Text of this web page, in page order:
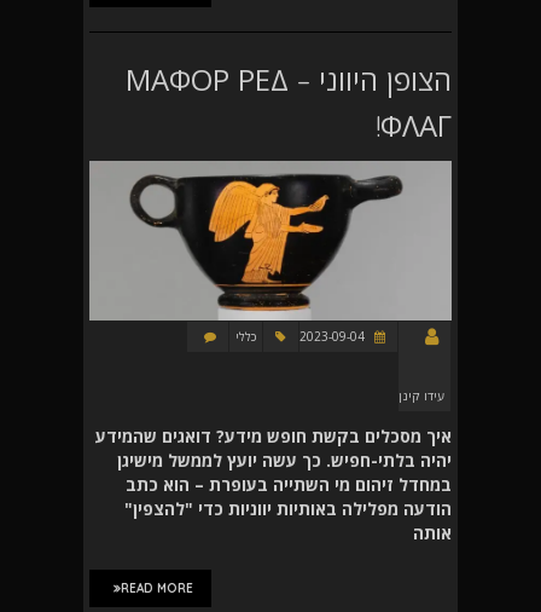
הצופן היווני – ΜΑΦΟΡ ΡΕΔ
ΦΛΑΓ!
עידו קינן
כללי
איך מסכלים בקשת חופש מידע? דואגים שהמידע
יהיה בלתי-חפיש. כך עשה יועץ לממשל מישיגן
במחדל זיהום מי השתייה בעופרת – הוא כתב
הודעה מפלילה באותיות יווניות כדי "להצפין"
אותה
READ MORE